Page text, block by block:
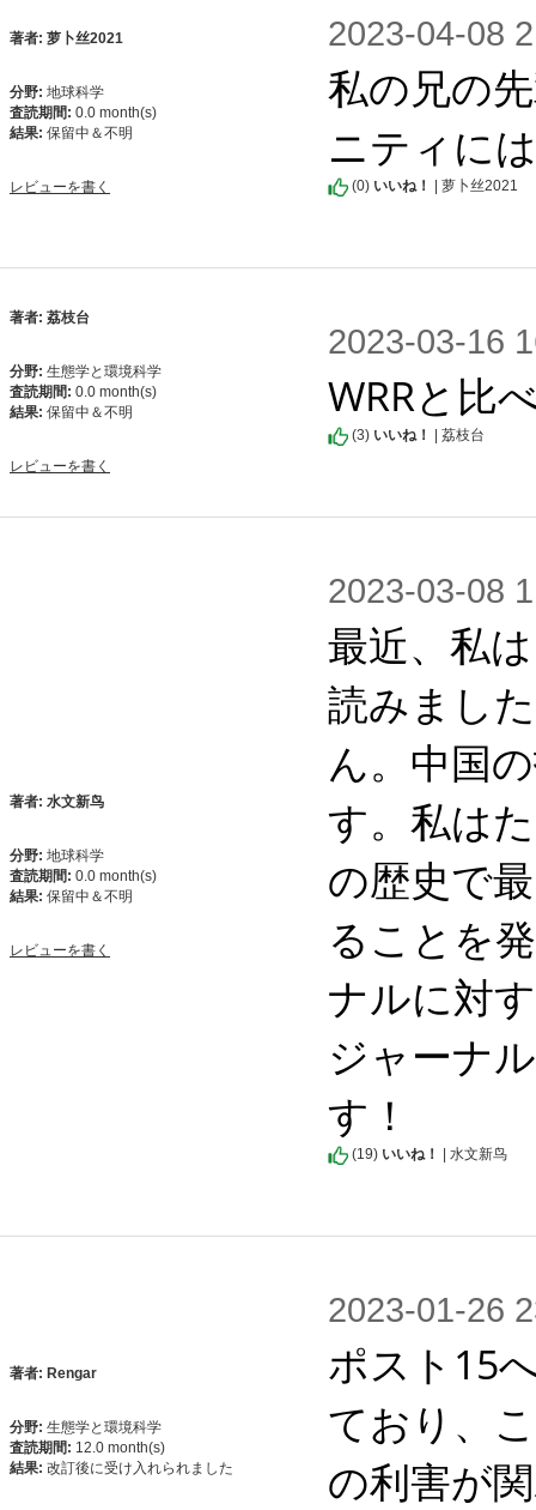
著者: 萝卜丝2021
分野: 地球科学
査読期間: 0.0 month(s)
結果: 保留中＆不明
レビューを書く
2023-04-08
私の兄の
ニティに
(0) いいね！ | 萝卜丝2021
著者: 荔枝台
分野: 生態学と環境科学
査読期間: 0.0 month(s)
結果: 保留中＆不明
レビューを書く
2023-03-16
WRRと比
(3) いいね！ | 荔枝台
著者: 水文新鸟
分野: 地球科学
査読期間: 0.0 month(s)
結果: 保留中＆不明
レビューを書く
2023-03-08
最近、私
読みまし
ん。中国
す。私は
の歴史で
ることを
ナルに対
ジャーナ
す！
(19) いいね！ | 水文新鸟
著者: Rengar
分野: 生態学と環境科学
査読期間: 12.0 month(s)
結果: 改訂後に受け入れられました
2023-01-26
ポスト15
ており、
の利害が